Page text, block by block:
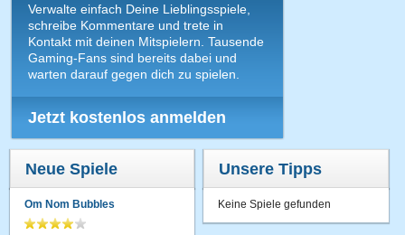
Verwalte einfach Deine Lieblingsspiele,
schreibe Kommentare und trete in
Kontakt mit deinen Mitspielern. Tausende
Gaming-Fans sind bereits dabei und
warten darauf gegen dich zu spielen.
Jetzt kostenlos anmelden
Neue Spiele
Om Nom Bubbles
Unsere Tipps
Keine Spiele gefunden